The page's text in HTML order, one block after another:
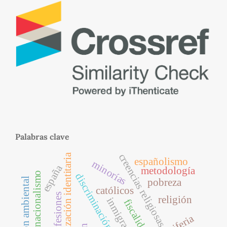
Palabras clave
creencias religiosas
polarización identitaria católicos
metodología
confesiones
españa minorías
religión
nacionalismo
españolismo
fiscalidad
pobreza